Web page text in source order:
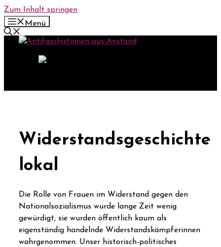
Zum Inhalt springen
Menü
Widerstandsgeschichte
lokal
Die Rolle von Frauen im Widerstand gegen den
Nationalsozialismus wurde lange Zeit wenig
gewürdigt, sie wurden öffentlich kaum als
eigenständig handelnde Widerstandskämpferinnen
wahrgenommen. Unser historisch-politisches